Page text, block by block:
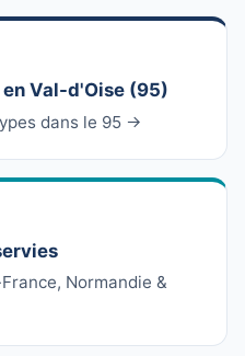
Val-d'Oise (95)
dans le 95 →
Normandie &